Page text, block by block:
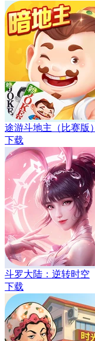
途游斗地主（比赛版）
下载
斗罗大陆：逆转时空
下载